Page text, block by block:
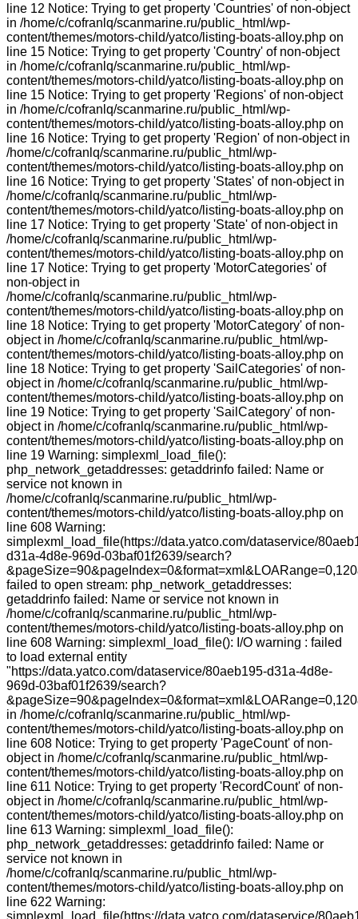
line 12 Notice: Trying to get property 'Countries' of non-object
in /home/c/cofranlq/scanmarine.ru/public_html/wp-
content/themes/motors-child/yatco/listing-boats-alloy.php on
line 15 Notice: Trying to get property 'Country' of non-object
in /home/c/cofranlq/scanmarine.ru/public_html/wp-
content/themes/motors-child/yatco/listing-boats-alloy.php on
line 15 Notice: Trying to get property 'Regions' of non-object
in /home/c/cofranlq/scanmarine.ru/public_html/wp-
content/themes/motors-child/yatco/listing-boats-alloy.php on
line 16 Notice: Trying to get property 'Region' of non-object in
/home/c/cofranlq/scanmarine.ru/public_html/wp-
content/themes/motors-child/yatco/listing-boats-alloy.php on
line 16 Notice: Trying to get property 'States' of non-object in
/home/c/cofranlq/scanmarine.ru/public_html/wp-
content/themes/motors-child/yatco/listing-boats-alloy.php on
line 17 Notice: Trying to get property 'State' of non-object in
/home/c/cofranlq/scanmarine.ru/public_html/wp-
content/themes/motors-child/yatco/listing-boats-alloy.php on
line 17 Notice: Trying to get property 'MotorCategories' of
non-object in
/home/c/cofranlq/scanmarine.ru/public_html/wp-
content/themes/motors-child/yatco/listing-boats-alloy.php on
line 18 Notice: Trying to get property 'MotorCategory' of non-
object in /home/c/cofranlq/scanmarine.ru/public_html/wp-
content/themes/motors-child/yatco/listing-boats-alloy.php on
line 18 Notice: Trying to get property 'SailCategories' of non-
object in /home/c/cofranlq/scanmarine.ru/public_html/wp-
content/themes/motors-child/yatco/listing-boats-alloy.php on
line 19 Notice: Trying to get property 'SailCategory' of non-
object in /home/c/cofranlq/scanmarine.ru/public_html/wp-
content/themes/motors-child/yatco/listing-boats-alloy.php on
line 19 Warning: simplexml_load_file():
php_network_getaddresses: getaddrinfo failed: Name or
service not known in
/home/c/cofranlq/scanmarine.ru/public_html/wp-
content/themes/motors-child/yatco/listing-boats-alloy.php on
line 608 Warning:
simplexml_load_file(https://data.yatco.com/dataservice/
d31a-4d8e-969d-03baf01f2639/search?
failed to open stream: php_network_getaddresses:
getaddrinfo failed: Name or service not known in
/home/c/cofranlq/scanmarine.ru/public_html/wp-
content/themes/motors-child/yatco/listing-boats-alloy.php on
line 608 Warning: simplexml_load_file(): I/O warning : failed
to load external entity
"https://data.yatco.com/dataservice/80aeb195-d31a-4d8e-
969d-03baf01f2639/search?
in /home/c/cofranlq/scanmarine.ru/public_html/wp-
content/themes/motors-child/yatco/listing-boats-alloy.php on
line 608 Notice: Trying to get property 'PageCount' of non-
object in /home/c/cofranlq/scanmarine.ru/public_html/wp-
content/themes/motors-child/yatco/listing-boats-alloy.php on
line 611 Notice: Trying to get property 'RecordCount' of non-
object in /home/c/cofranlq/scanmarine.ru/public_html/wp-
content/themes/motors-child/yatco/listing-boats-alloy.php on
line 613 Warning: simplexml_load_file():
php_network_getaddresses: getaddrinfo failed: Name or
service not known in
/home/c/cofranlq/scanmarine.ru/public_html/wp-
content/themes/motors-child/yatco/listing-boats-alloy.php on
line 622 Warning: